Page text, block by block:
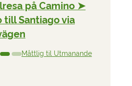
på Camino ➤
till Santiago via
Måttlig til Utmanande